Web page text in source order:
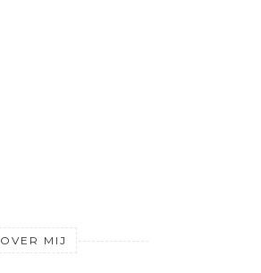
OVER MIJ